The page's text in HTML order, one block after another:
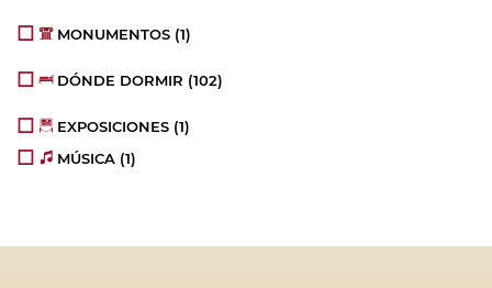
MONUMENTOS (1)
DÓNDE DORMIR (102)
EXPOSICIONES (1)
MÚSICA (1)